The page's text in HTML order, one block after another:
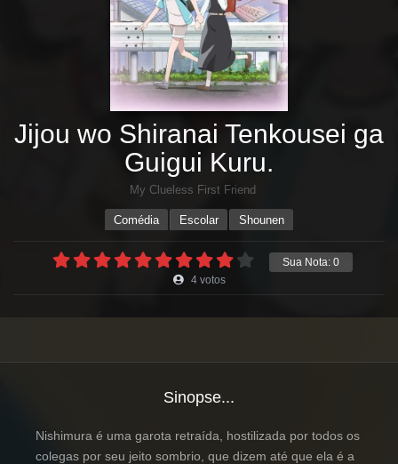
Jijou wo Shiranai Tenkousei ga
Guigui Kuru.
My Clueless First Friend
Comédia Escolar Shounen
Sua Nota: 0
4 votos
Sinopse...
Nishimura é uma garota retraída, hostilizada por todos os
colegas por seu jeito sombrio, que dizem até que ela é a